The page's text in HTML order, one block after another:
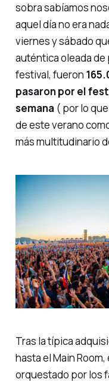
sobra sabíamos
aquel día no era
viernes y sábado
auténtica oleada de
festival, fueron
pasaron por el
semana( por lo
de este verano
más multitudinario
Tras la típica
hasta el Main
orquestado por los